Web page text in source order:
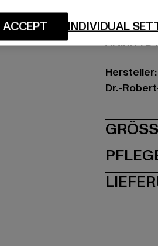
Art.Nr:
Dr.-
INDIVIDUAL
ACCEPT